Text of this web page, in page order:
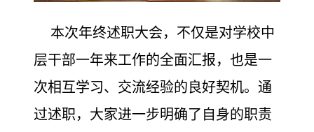
本次年终述职大会，不仅是对学校中
层干部一年来工作的全面汇报，也是一
次相互学习、交流经验的良好契机。通
过述职，大家进一步明确了自身的职责